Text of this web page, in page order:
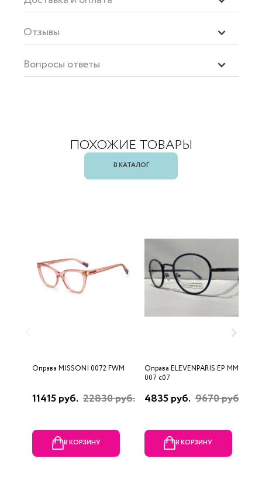
Отзывы
Вопросы ответы
ПОХОЖИЕ ТОВАРЫ
В КАТАЛОГ
Оправа MISSONI 0072 FWM
11415 руб. 22830 руб.
В КОРЗИНУ
Оправа ELEVENPARIS EP MM
007 c07
4835 руб. 9670 руб.
В КОРЗИНУ